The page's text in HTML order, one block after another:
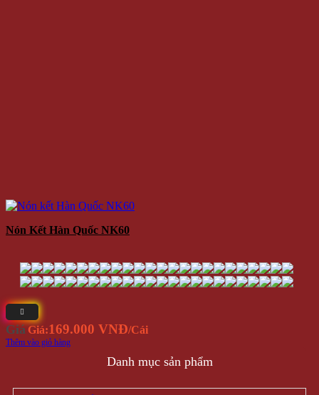
Nón Kết Hàn Quốc NK60
Giá Giá:169.000 VNĐ/Cái
Thêm vào giỏ hàng
Danh mục sản phẩm